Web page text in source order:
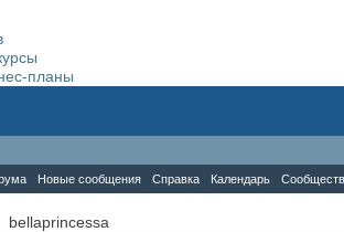
планы
Новые сообщения Справка Календарь
bellaprincessa